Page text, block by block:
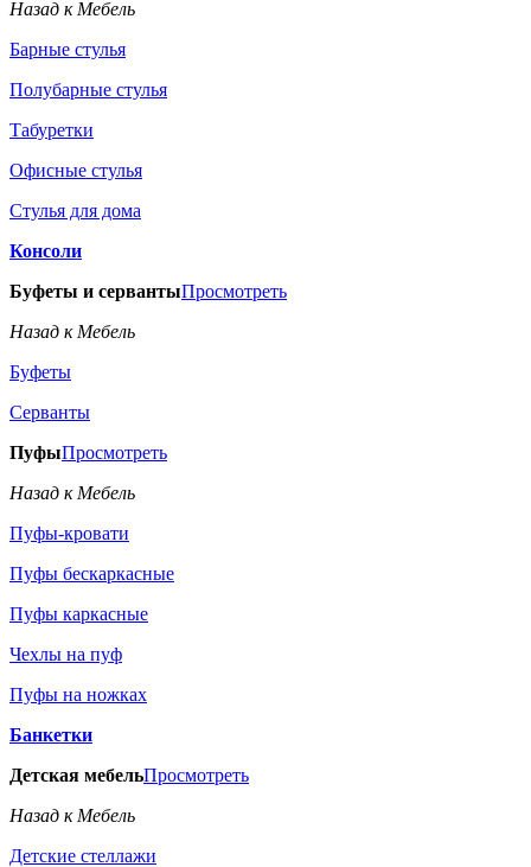
Назад к Мебель
Барные стулья
Полубарные стулья
Табуретки
Офисные стулья
Стулья для дома
Консоли
Буфеты и сервантыПросмотреть
Назад к Мебель
Буфеты
Серванты
ПуфыПросмотреть
Назад к Мебель
Пуфы-кровати
Пуфы бескаркасные
Пуфы каркасные
Чехлы на пуф
Пуфы на ножках
Банкетки
Детская мебельПросмотреть
Назад к Мебель
Детские стеллажи